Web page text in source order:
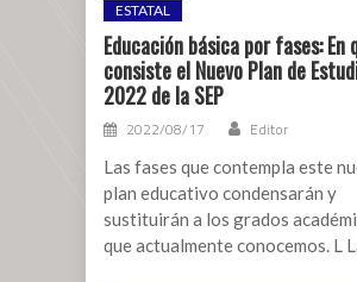
sur
ESTATAL
Educación básica por fases: En
consiste el Nuevo Plan de
2022 de la SEP
2022/08/17 Editor
Las fases que contempla este
plan educativo condensarán y
sustituirán a los grados
que actualmente conocemos. L